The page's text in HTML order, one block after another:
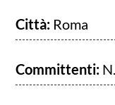
Città: Roma
Committenti: